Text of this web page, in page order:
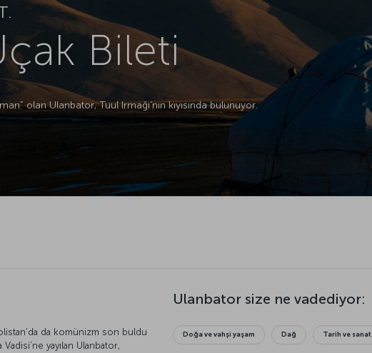
Bileti
olan Ulanbator, Tuul Irmağı’nın kıyısında bulunuyor.
da komünizm son buldu
yayılan Ulanbator,
Ulanbator size ne vadediyor:
Doğa ve vahşi yaşam Dağ Tarih ve sanat